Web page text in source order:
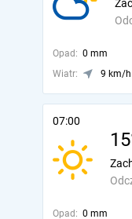
Opad: 0 mm
Wiatr:
9 km/h
07:00
Opad: 0 mm